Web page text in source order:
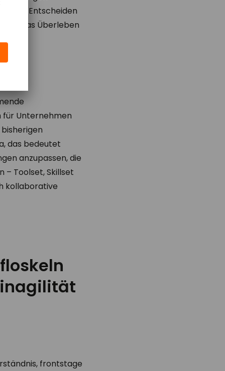
Entscheiden
für das Überleben
für Unternehmen
das bedeutet
anzupassen, die
– Toolset, Skillset
kollaborative
frontstage